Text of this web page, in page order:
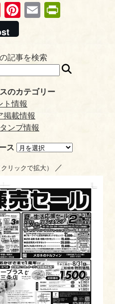
P
oc
ke
t
Pi
es
t
E
en
記事を検索
のカテゴリー
ト情報
掲載情報
ンプ情報
ス
クリックで拡大） ／